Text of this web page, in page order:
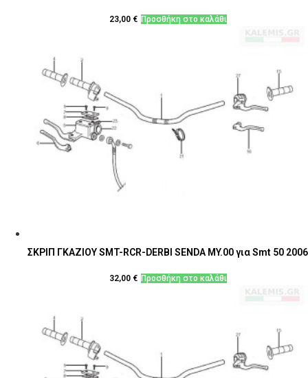
23,00 € Προσθήκη στο καλάθι
ΣΚΡΙΠ ΓΚΑΖΙΟΥ SMT-RCR-DERBI SENDA MY.00 για Smt 50 2006
32,00 € Προσθήκη στο καλάθι